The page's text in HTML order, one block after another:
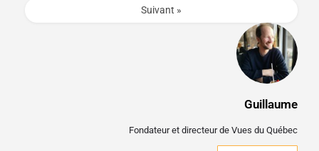
Guillaume
Fondateur et directeur de Vues du Québec
Suivant »